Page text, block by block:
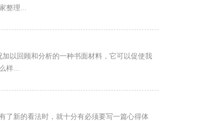
整理...
以回顾和分析的一种书面材料，它可以促使我
样...
了新的看法时，就十分有必须要写一篇心得体